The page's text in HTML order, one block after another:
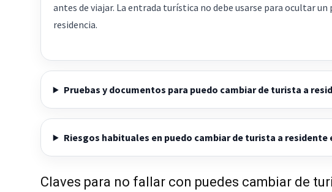
antes de viajar. La entrada turística no debe usarse para ocultar un
residencia.
Pruebas y documentos para puedo cambiar de turista a
Riesgos habituales en puedo cambiar de turista a residente
Claves para no fallar con puedes cambiar de